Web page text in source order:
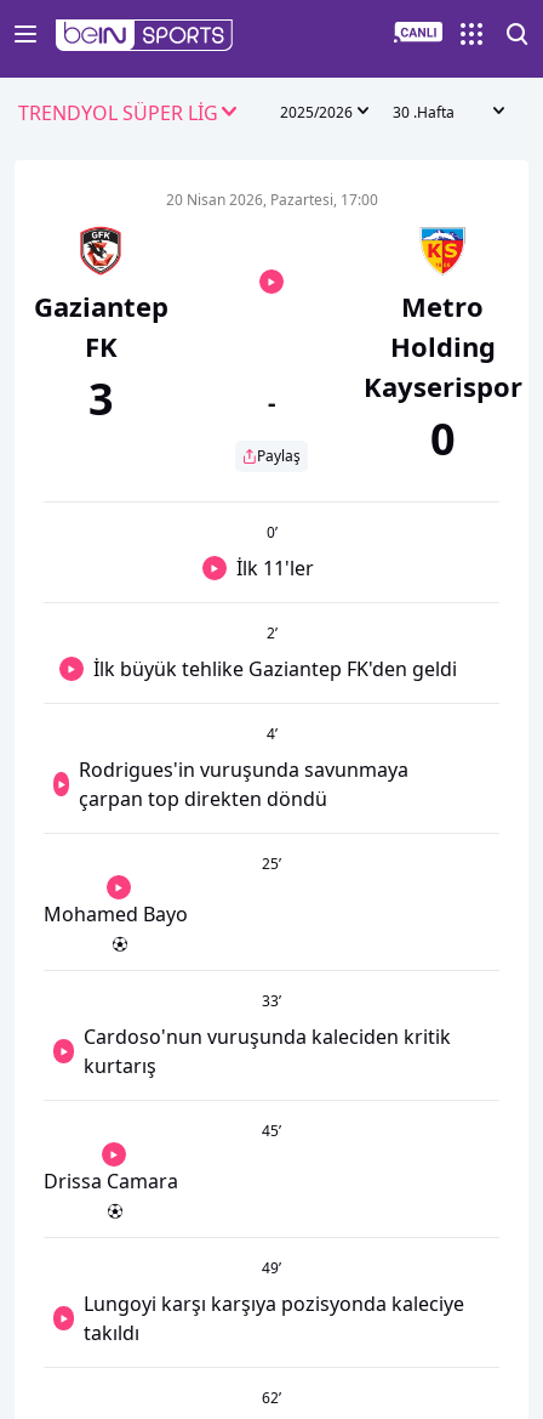
TRENDYOL SÜPER LİG 2025/2026 30 .Hafta
Gaziantep
FK
3
20 Nisan 2026, Pazartesi, 17:00
-
Paylaş
Metro
Holding
Kayserispor
0
0’
İlk 11'ler
2’
İlk büyük tehlike Gaziantep FK'den geldi
4’
Rodrigues'in vuruşunda savunmaya
çarpan top direkten döndü
25’
Mohamed Bayo
33’
Cardoso'nun vuruşunda kaleciden kritik
kurtarış
45’
Drissa Camara
49’
Lungoyi karşı karşıya pozisyonda kaleciye
takıldı
62’